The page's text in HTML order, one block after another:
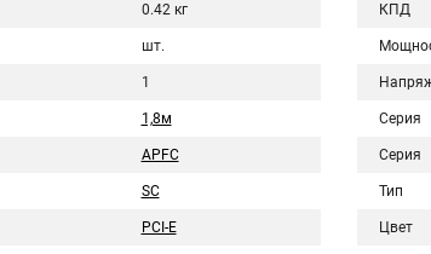
0.42 кг
шт.
1
1,8м
APFC
SC
PCI-E
КПД
Серия
Серия
Тип
Цвет